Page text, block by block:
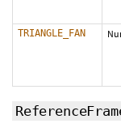
TRIANGLE_FAN